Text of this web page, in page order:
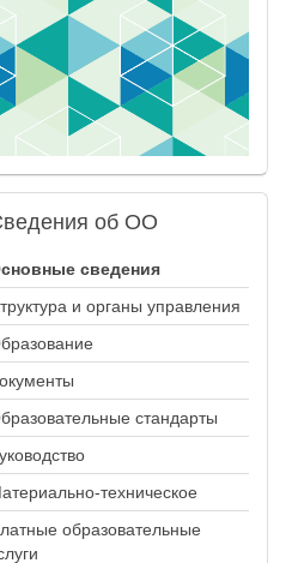
об ОО
сведения
и органы управления
стандарты
техническое
образовательные